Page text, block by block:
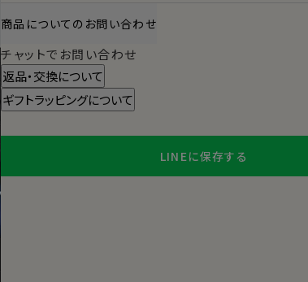
商品についてのお問い合わせ
チャットでお問い合わせ
返品・交換について
ギフトラッピングについて
LINEに保存する